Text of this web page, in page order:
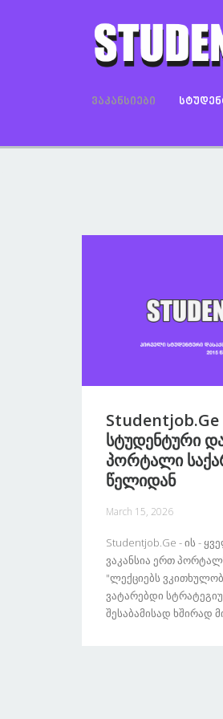
ᲕᲐᲙᲐᲜᲡᲘᲔᲑᲘ
Studentjob.ge
Სტუდენტური
Პორტალი
Წელიდან
March 15, 2026
Studentjob.ge - Ის -
Ვაკანსია Ერთ
"ლექციებს
Ვატარებდი
Შესაბამისად Ხშირად